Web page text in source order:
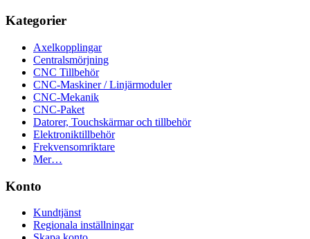
Kategorier
Axelkopplingar
Centralsmörjning
CNC Tillbehör
CNC-Maskiner / Linjärmoduler
CNC-Mekanik
CNC-Paket
Datorer, Touchskärmar och tillbehör
Elektroniktillbehör
Frekvensomriktare
Mer…
Konto
Kundtjänst
Regionala inställningar